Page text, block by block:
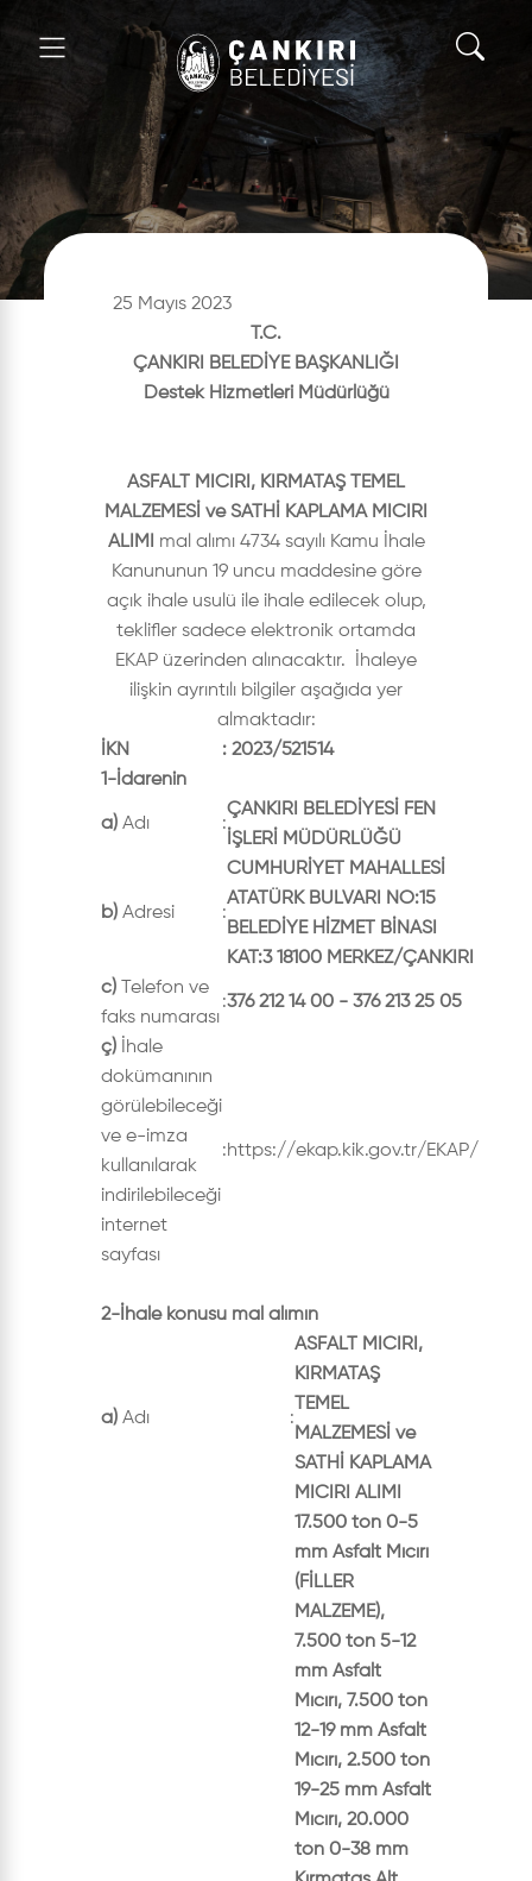
25 Mayıs 2023
T.C.
ÇANKIRI BELEDİYE BAŞKANLIĞI
Destek Hizmetleri Müdürlüğü
ASFALT MICIRI, KIRMATAŞ TEMEL
MALZEMESİ ve SATHİ KAPLAMA MICIRI
ALIMI
mal alımı 4734 sayılı Kamu İhale
Kanununun 19 uncu maddesine göre
açık ihale usulü ile ihale edilecek olup,
teklifler sadece elektronik ortamda
EKAP üzerinden alınacaktır. İhaleye
ilişkin ayrıntılı bilgiler aşağıda yer
almaktadır:
İKN
: 2023/521514
1-İdarenin
a) Adı :
ÇANKIRI BELEDİYESİ FEN
İŞLERİ MÜDÜRLÜĞÜ
b) Adresi :
CUMHURİYET MAHALLESİ
ATATÜRK BULVARI NO:15
BELEDİYE HİZMET BİNASI
KAT:3 18100 MERKEZ/ÇANKIRI
c) Telefon ve
faks numarası
:376 212 14 00 - 376 213 25 05
ç) İhale
dokümanının
görülebileceği
ve e-imza
kullanılarak
indirilebileceği
internet
sayfası
:https://ekap.kik.gov.tr/EKAP/
2-İhale konusu mal alımın
a) Adı :
ASFALT MICIRI,
KIRMATAŞ
TEMEL
MALZEMESİ ve
SATHİ KAPLAMA
MICIRI ALIMI
17.500 ton 0-5
mm Asfalt Mıcırı
(FİLLER
MALZEME),
7.500 ton 5-12
mm Asfalt
Mıcırı, 7.500 ton
12-19 mm Asfalt
Mıcırı, 2.500 ton
19-25 mm Asfalt
Mıcırı, 20.000
ton 0-38 mm